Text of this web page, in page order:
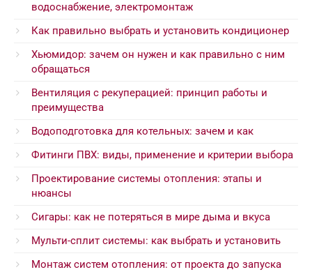
водоснабжение, электромонтаж
Как правильно выбрать и установить кондиционер
Хьюмидор: зачем он нужен и как правильно с ним
обращаться
Вентиляция с рекуперацией: принцип работы и
преимущества
Водоподготовка для котельных: зачем и как
Фитинги ПВХ: виды, применение и критерии выбора
Проектирование системы отопления: этапы и
нюансы
Сигары: как не потеряться в мире дыма и вкуса
Мульти-сплит системы: как выбрать и установить
Монтаж систем отопления: от проекта до запуска